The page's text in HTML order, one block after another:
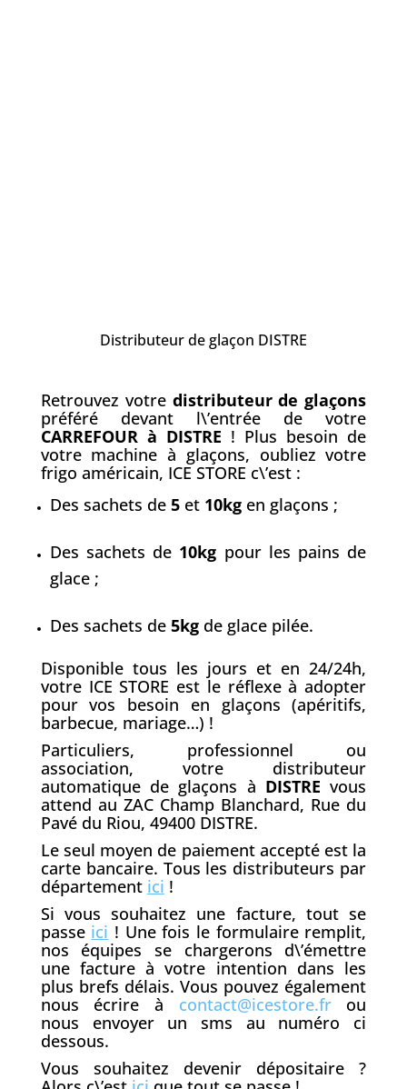
Distributeur de glaçon DISTRE
Retrouvez votre distributeur de glaçons
préféré devant l\’entrée de votre
CARREFOUR à DISTRE ! Plus besoin de
votre machine à glaçons, oubliez votre
frigo américain, ICE STORE c\’est :
Des sachets de 5et 10kgen glaçons ;
Des sachets de 10kg pour les pains de
glace ;
Des sachets de 5kgde glace pilée.
Disponible tous les jours et en 24/24h,
votre ICE STORE est le réflexe à adopter
pour vos besoin en glaçons (apéritifs,
barbecue, mariage…) !
Particuliers, professionnel ou
association, votre distributeur
automatique de glaçons à DISTRE vous
attend au ZAC Champ Blanchard, Rue du
Pavé du Riou, 49400 DISTRE.
Le seul moyen de paiement accepté est la
carte bancaire. Tous les distributeurs par
département ici !
Si vous souhaitez une facture, tout se
passe ici ! Une fois le formulaire remplit,
nos équipes se chargerons d\’émettre
une facture à votre intention dans les
plus brefs délais. Vous pouvez également
nous écrire à contact@icestore.frou
nous envoyer un sms au numéro ci
dessous.
Vous souhaitez devenir dépositaire ?